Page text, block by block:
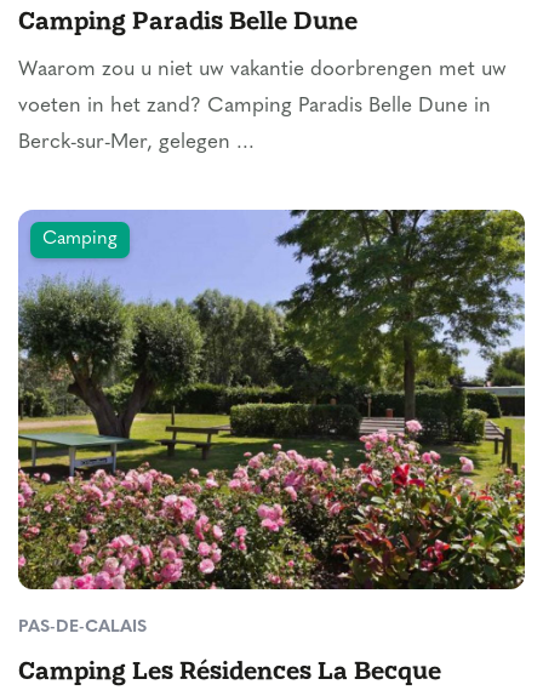
Camping Paradis Belle Dune
Waarom zou u niet uw vakantie doorbrengen met uw
voeten in het zand? Camping Paradis Belle Dune in
Berck-sur-Mer, gelegen ...
Camping
PAS-DE-CALAIS
Camping Les Résidences La Becque